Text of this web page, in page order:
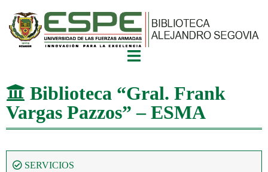
Biblioteca “Gral. Frank
Vargas Pazzos” – ESMA
SERVICIOS